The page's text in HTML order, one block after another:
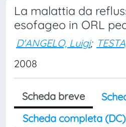
La malattia da
esofageo in ORL
D'ANGELO, Luigi;
2008
Scheda breve
Scheda completa (DC)